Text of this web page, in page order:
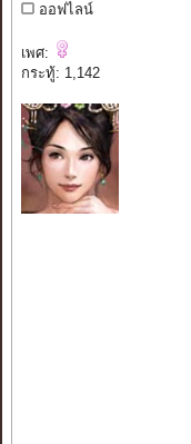
ออฟไลน์
เพศ:
กระทู้: 1,142